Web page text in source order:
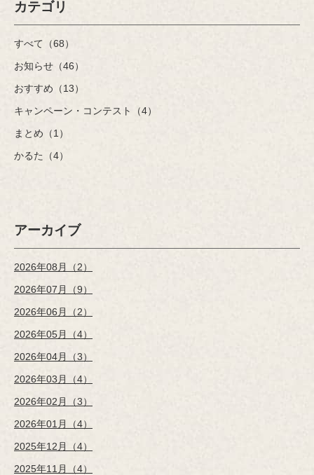
カテゴリ
すべて（68）
お知らせ（46）
おすすめ（13）
キャンペーン・コンテスト（4）
まとめ（1）
かるた（4）
アーカイブ
2026年08月（2）
2026年07月（9）
2026年06月（2）
2026年05月（4）
2026年04月（3）
2026年03月（4）
2026年02月（3）
2026年01月（4）
2025年12月（4）
2025年11月（4）